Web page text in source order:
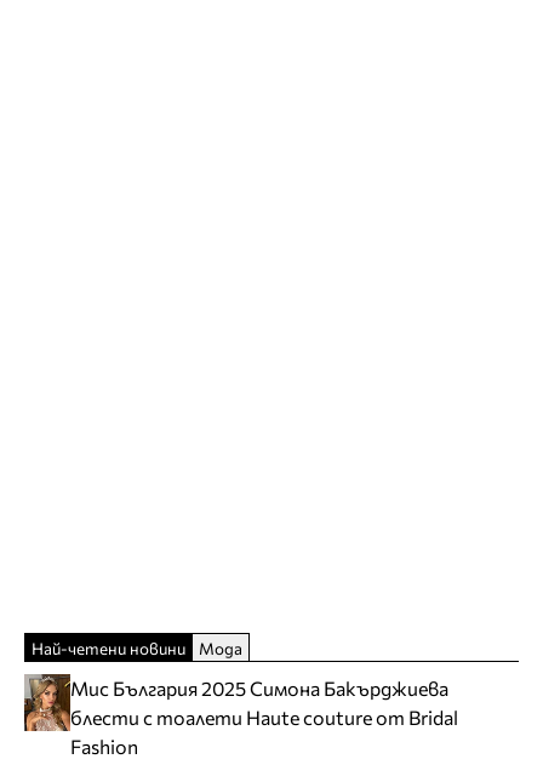
Най-четени новини Мода
Мис България 2025 Симона Бакърджиева
блести с тоалети Haute couture от Bridal
Fashion